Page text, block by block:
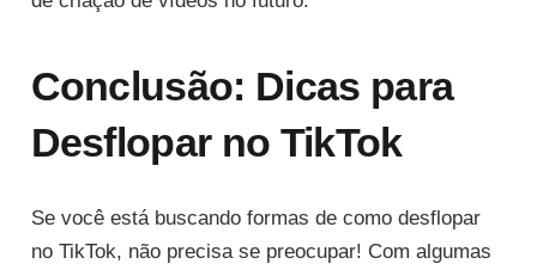
Conclusão: Dicas para
Desflopar no TikTok
Se você está buscando formas de como desflopar
no TikTok, não precisa se preocupar! Com algumas